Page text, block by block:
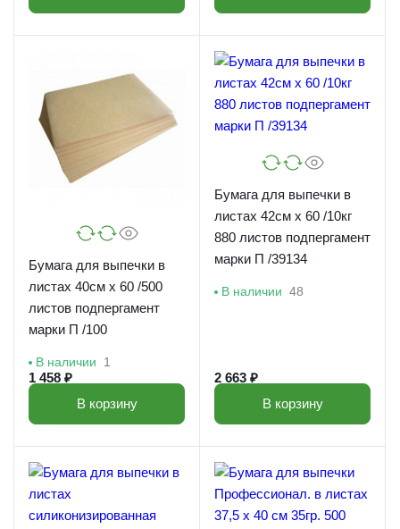
Бумага для выпечки в
листах 40см х 60 /500
листов подпергамент
марки П /100
В наличии 1
1 458 ₽
В корзину
Бумага для выпечки в
листах 42см х 60 /10кг
880 листов подпергамент
марки П /39134
В наличии 48
2 663 ₽
В корзину